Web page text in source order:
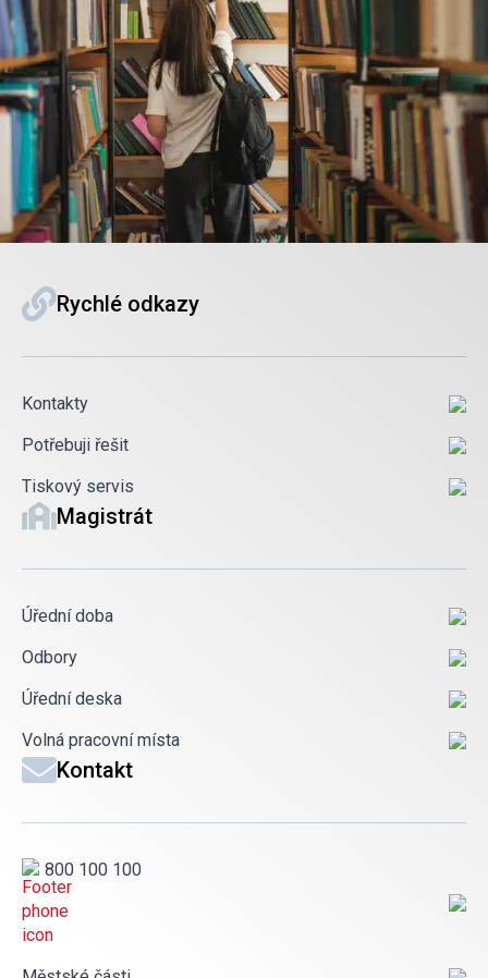
Rychlé odkazy
Kontakty
Potřebuji řešit
Tiskový servis
Magistrát
Úřední doba
Odbory
Úřední deska
Volná pracovní místa
Kontakt
800 100 100